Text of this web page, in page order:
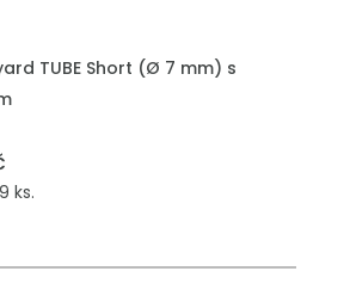
TUBE Short (Ø 7 mm) s
ks.